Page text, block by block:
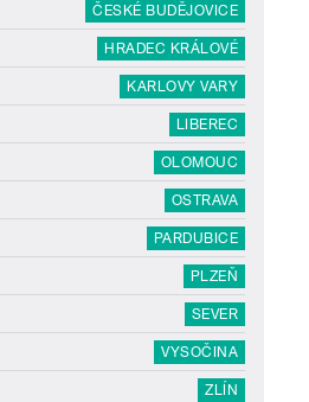
ČESKÉ BUDĚJOVICE
HRADEC KRÁLOVÉ
KARLOVY VARY
LIBEREC
OLOMOUC
OSTRAVA
PARDUBICE
PLZEŇ
SEVER
VYSOČINA
ZLÍN